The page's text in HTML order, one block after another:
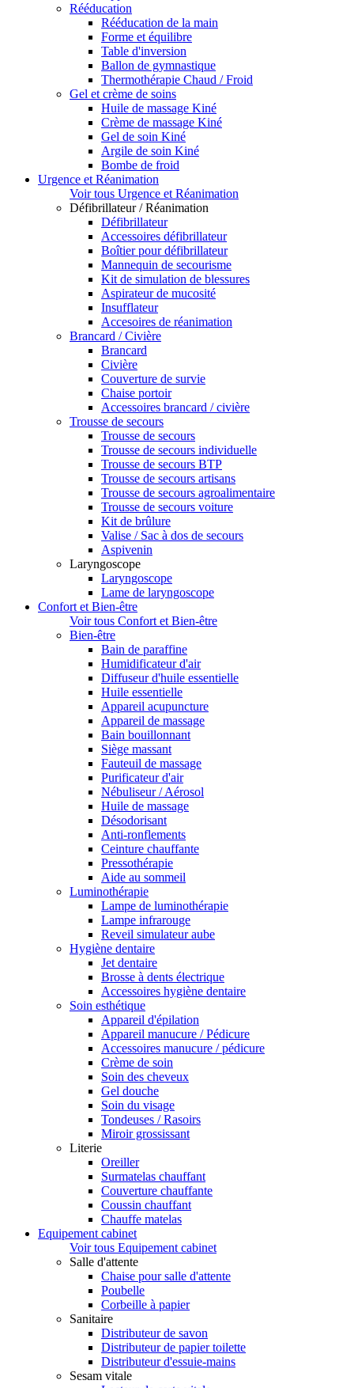
Rééducation
Rééducation de la main
Forme et équilibre
Table d'inversion
Ballon de gymnastique
Thermothérapie Chaud / Froid
Gel et crème de soins
Huile de massage Kiné
Crème de massage Kiné
Gel de soin Kiné
Argile de soin Kiné
Bombe de froid
Urgence et Réanimation
Voir tous Urgence et Réanimation
Défibrillateur / Réanimation
Défibrillateur
Accessoires défibrillateur
Boîtier pour défibrillateur
Mannequin de secourisme
Kit de simulation de blessures
Aspirateur de mucosité
Insufflateur
Accesoires de réanimation
Brancard / Civière
Brancard
Civière
Couverture de survie
Chaise portoir
Accessoires brancard / civière
Trousse de secours
Trousse de secours
Trousse de secours individuelle
Trousse de secours BTP
Trousse de secours artisans
Trousse de secours agroalimentaire
Trousse de secours voiture
Kit de brûlure
Valise / Sac à dos de secours
Aspivenin
Laryngoscope
Laryngoscope
Lame de laryngoscope
Confort et Bien-être
Voir tous Confort et Bien-être
Bien-être
Bain de paraffine
Humidificateur d'air
Diffuseur d'huile essentielle
Huile essentielle
Appareil acupuncture
Appareil de massage
Bain bouillonnant
Siège massant
Fauteuil de massage
Purificateur d'air
Nébuliseur / Aérosol
Huile de massage
Désodorisant
Anti-ronflements
Ceinture chauffante
Pressothérapie
Aide au sommeil
Luminothérapie
Lampe de luminothérapie
Lampe infrarouge
Reveil simulateur aube
Hygiène dentaire
Jet dentaire
Brosse à dents électrique
Accessoires hygiène dentaire
Soin esthétique
Appareil d'épilation
Appareil manucure / Pédicure
Accessoires manucure / pédicure
Crème de soin
Soin des cheveux
Gel douche
Soin du visage
Tondeuses / Rasoirs
Miroir grossissant
Literie
Oreiller
Surmatelas chauffant
Couverture chauffante
Coussin chauffant
Chauffe matelas
Equipement cabinet
Voir tous Equipement cabinet
Salle d'attente
Chaise pour salle d'attente
Poubelle
Corbeille à papier
Sanitaire
Distributeur de savon
Distributeur de papier toilette
Distributeur d'essuie-mains
Sesam vitale